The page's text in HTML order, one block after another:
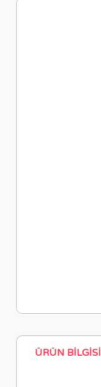
ÜRÜN BILGISI